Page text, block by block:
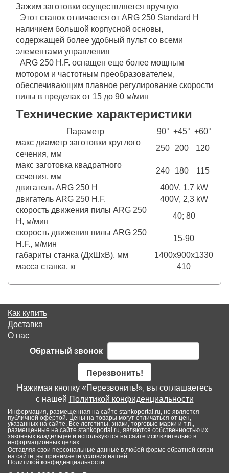
Зажим заготовки осуществляется вручную
Этот станок отличается от ARG 250 Standard H
наличием большой корпусной основы,
содержащей более удобный пульт со всеми
элементами управления
ARG 250 H.F. оснащен еще более мощным
мотором и частотным преобразователем,
обеспечивающим плавное регулирование скорости
пилы в пределах от 15 до 90 м/мин
Технические характеристики
Параметр 90° +45° +60°
макс диаметр заготовки круглого
сечения, мм
250 200
120
макс заготовка квадратного
сечения, мм
240 180
115
двигатель ARG 250 Н
400V, 1,7 kW
двигатель ARG 250 Н.F.
400V, 2,3 kW
скорость движения пилы ARG 250
H, м/мин
40; 80
скорость движения пилы ARG 250
H.F., м/мин
15-90
габариты станка (ДхШхВ), мм
1400x900x1330
масса станка, кг
410
Как купить
Доставка
О нас
Обратный звонок
Перезвонить!
Нажимая кнопку «Перезвонить!», вы соглашаетесь
с нашей Политикой конфиденциальности
Информация, размещенная на сайте stankoportal.ru, не является
публичной офертой. Цены на товары могут отличаться от цен,
указанных на сайте. Все логотипы, знаки, торговые марки и т.п.,
размещенные на сайте stankoportal.ru, являются собственностью их
законных владельцев и используются на сайте исключительно в
информационных целях.
Оставляя свои персональные данные в любой форме обратной связи
на сайте, вы принимаете условия нашей
Политикой конфиденциальности